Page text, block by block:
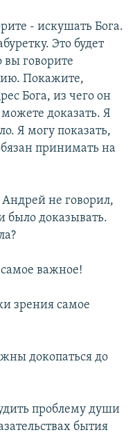
- искушать Бога.
Это будет
вы говорите
Покажите,
Бога, из чего он
можете доказать. Я
Я могу показать,
принимать на
не говорил,
было доказывать.
самое важное!
зрения самое
докопаться до
проблему души
бытия